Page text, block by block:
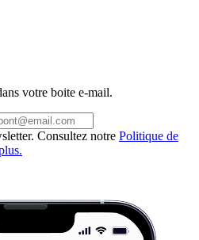
votre boite e-mail.
Consultez notre Politique de